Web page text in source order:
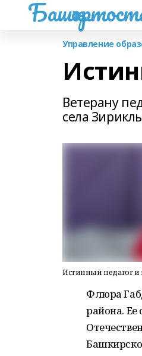
Управление
Ветерану
села
Истинный педагог и
Флюра
района.